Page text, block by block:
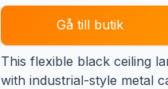
Gå till butik
This flexible black ceiling
with industrial-style metal